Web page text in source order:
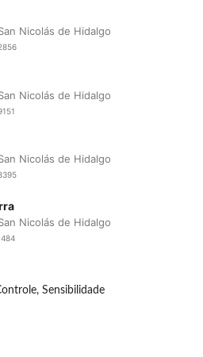
Nicolás de Hidalgo
Nicolás de Hidalgo
Nicolás de Hidalgo
Nicolás de Hidalgo
Sensibilidade